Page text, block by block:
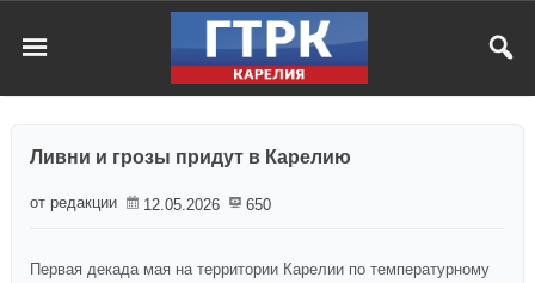
Ливни и грозы придут в Карелию
от редакции 12.05.2026 650
Первая декада мая на территории Карелии по температурному